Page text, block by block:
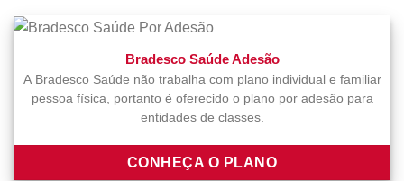
Bradesco Saúde Adesão
A Bradesco Saúde não trabalha com plano individual e familiar
pessoa física, portanto é oferecido o plano por adesão para
entidades de classes.
CONHEÇA O PLANO